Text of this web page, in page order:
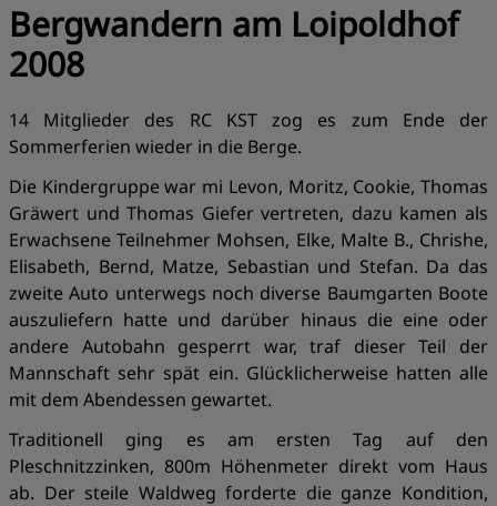
Bergwandern am Loipoldhof
2008
14 Mitglieder des RC KST zog es zum Ende der
Sommerferien wieder in die Berge.
Die Kindergruppe war mi Levon, Moritz, Cookie, Thomas
Gräwert und Thomas Giefer vertreten, dazu kamen als
Erwachsene Teilnehmer Mohsen, Elke, Malte B., Chrishe,
Elisabeth, Bernd, Matze, Sebastian und Stefan. Da das
zweite Auto unterwegs noch diverse Baumgarten Boote
auszuliefern hatte und darüber hinaus die eine oder
andere Autobahn gesperrt war, traf dieser Teil der
Mannschaft sehr spät ein. Glücklicherweise hatten alle
mit dem Abendessen gewartet.
Traditionell ging es am ersten Tag auf den
Pleschnitzzinken, 800m Höhenmeter direkt vom Haus
ab. Der steile Waldweg forderte die ganze Kondition,